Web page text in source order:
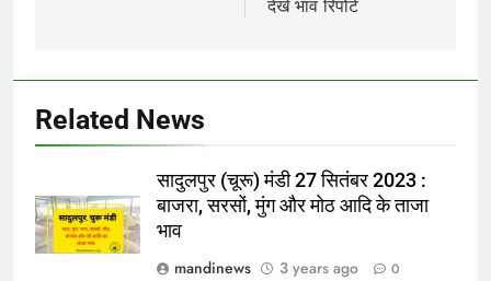
देखे भाव रिपोर्ट
Related News
सादुलपुर (चूरू) मंडी 27 सितंबर 2023 :
बाजरा, सरसों, मुंग और मोठ आदि के ताजा
भाव
mandinews
3 years ago 0